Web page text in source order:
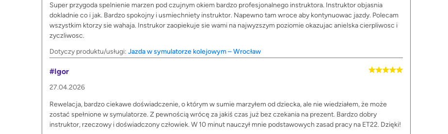
Super przygoda spelnienie marzen pod czujnym okiem bardzo profesjonalnego instruktora. Instruktor objasnia
dokladnie co i jak. Bardzo spokojny i usmiechniety instruktor. Napewno tam wroce aby kontynuowac jazdy. Polecam
wszystkim ktorzy sie wahaja. Instrukor zaopiekuje sie wami na najwyzszym poziomie okazujac anielska cierpliwosc i
zyczliwosc.
Dotyczy produktu/usługi: Jazda w symulatorze kolejowym – Wrocław
#Igor
27.04.2026
Rewelacja, bardzo ciekawe doświadczenie, o którym w sumie marzyłem od dziecka, ale nie wiedziałem, że może
zostać spełnione w symulatorze. Z pewnością wrócę za jakiś czas już bez czekania na prezent. Bardzo dobry
instruktor, rzeczowy i doświadczony człowiek. W 10 minut nauczył mnie podstawowych zasad pracy na ET22. Dzięki!